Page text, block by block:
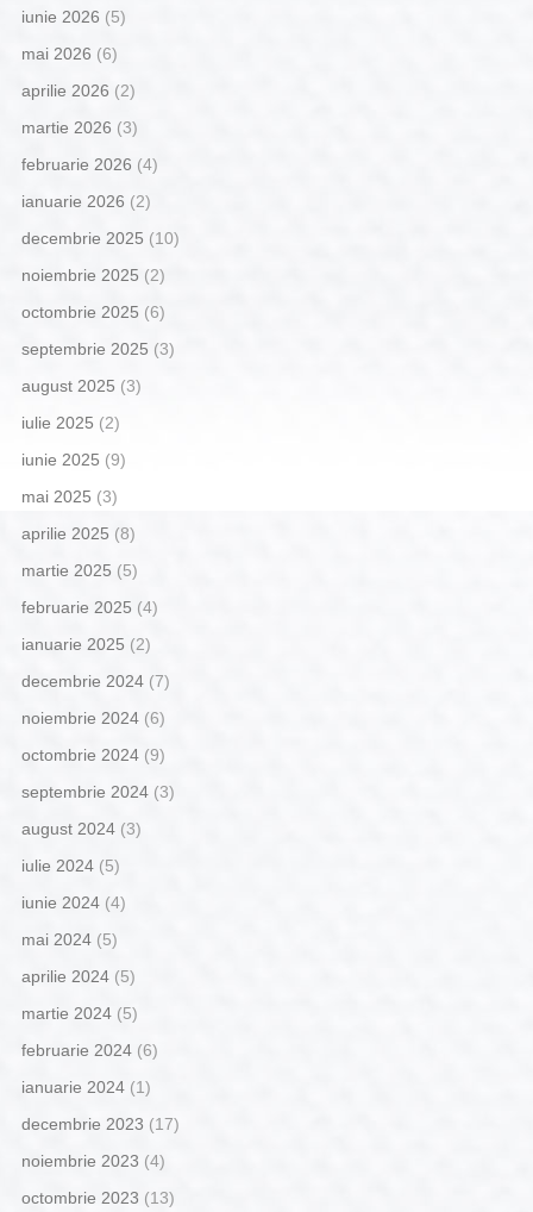
iunie 2026 (5)
mai 2026 (6)
aprilie 2026 (2)
martie 2026 (3)
februarie 2026 (4)
ianuarie 2026 (2)
decembrie 2025 (10)
noiembrie 2025 (2)
octombrie 2025 (6)
septembrie 2025 (3)
august 2025 (3)
iulie 2025 (2)
iunie 2025 (9)
mai 2025 (3)
aprilie 2025 (8)
martie 2025 (5)
februarie 2025 (4)
ianuarie 2025 (2)
decembrie 2024(7)
noiembrie 2024(6)
octombrie 2024(9)
septembrie 2024(3)
august 2024(3)
iulie 2024(5)
iunie 2024(4)
mai 2024(5)
aprilie 2024(5)
martie 2024(5)
februarie 2024(6)
ianuarie 2024(1)
decembrie 2023 (17)
noiembrie 2023 (4)
octombrie 2023 (13)